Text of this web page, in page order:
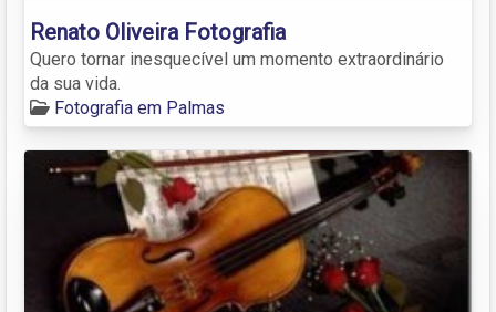
Renato Oliveira Fotografia
Quero tornar inesquecível um momento extraordinário
da sua vida.
Fotografia em Palmas